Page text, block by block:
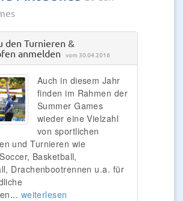
den Turnieren &
anmelden vom 30.04.2016
Auch in diesem Jahr
finden im Rahmen der
Summer Games
wieder eine Vielzahl
von sportlichen
und Turnieren wie
Basketball,
Drachenbootrennen u.a. für
weiterlesen